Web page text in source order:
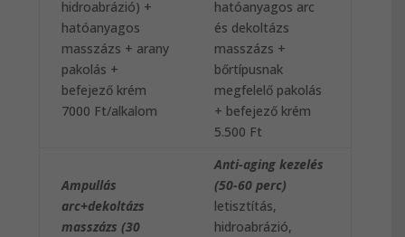
hidroabrázió) +
hatóanyagos
masszázs + arany
pakolás +
befejező krém
7000 Ft/alkalom
hatóanyagos arc
és dekoltázs
masszázs +
bőrtípusnak
megfelelő pakolás
+ befejező krém
5.500 Ft
Ampullás
arc+dekoltázs
masszázs (30
Anti-aging kezelés
(50-60 perc)
letisztítás,
hidroabrázió,